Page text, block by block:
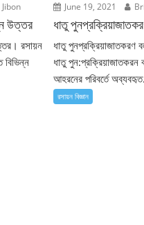
উত্তর
রসায়ন
বিভিন্ন
June 19, 2021
ধাতু
ধাতু পুনপ্রক্রিয়াজাতকরণ
ধাতু পুন:প্রক্রিয়াজাতকরন
আহরনের পরিবর্তে
রসায়ন বিজ্ঞান